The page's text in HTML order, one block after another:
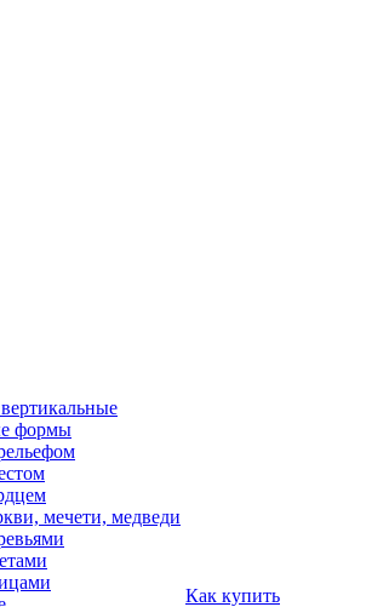
формы
мечети, медведи
Как купить